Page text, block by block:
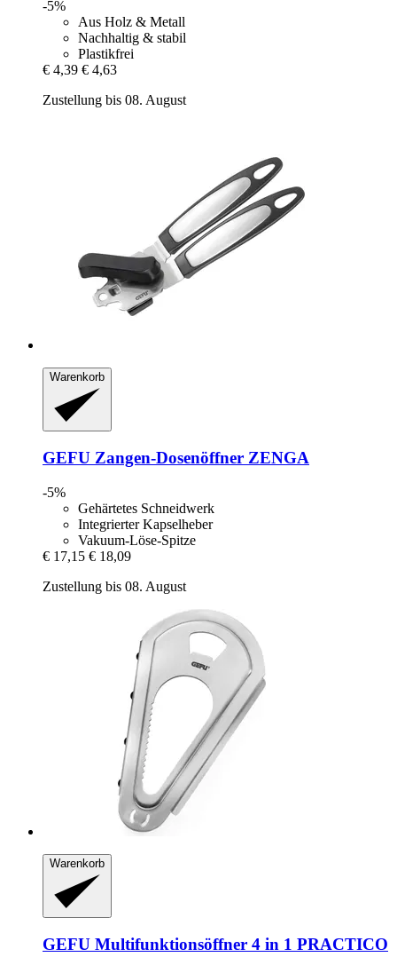
-5%
Aus Holz & Metall
Nachhaltig & stabil
Plastikfrei
€ 4,39 € 4,63
Zustellung bis 08. August
Warenkorb
GEFU Zangen-​Dosenöffner ZENGA
-5%
Gehärtetes Schneidwerk
Integrierter Kapselheber
Vakuum-Löse-Spitze
€ 17,15 € 18,09
Zustellung bis 08. August
Warenkorb
GEFU Multifunktionsöffner 4 in 1 PRACTICO